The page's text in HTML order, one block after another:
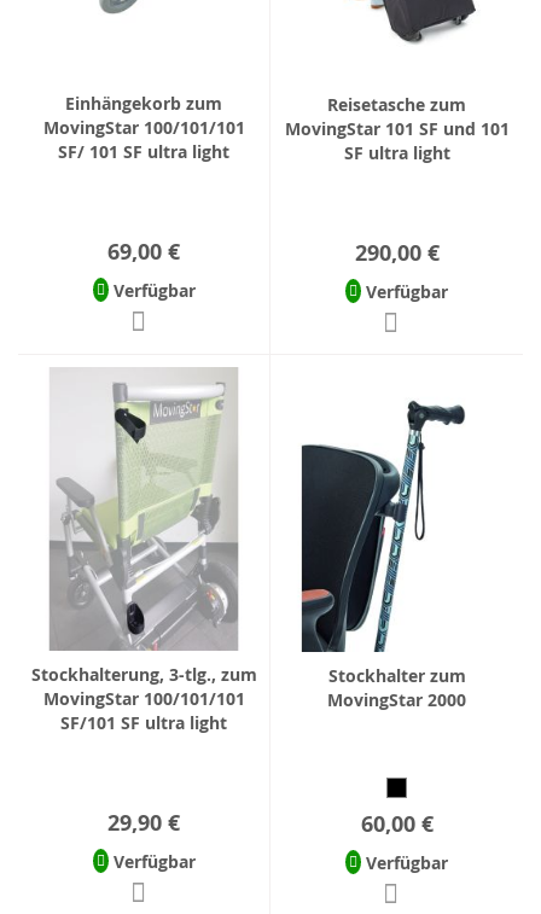
Einhängekorb zum
MovingStar 100/101/101
SF/ 101 SF ultra light
69,00 €
Verfügbar
Reisetasche zum
MovingStar 101 SF und 101
SF ultra light
290,00 €
Verfügbar
Stockhalterung, 3-tlg., zum
MovingStar 100/101/101
SF/101 SF ultra light
29,90 €
Verfügbar
Stockhalter zum
MovingStar 2000
60,00 €
Verfügbar